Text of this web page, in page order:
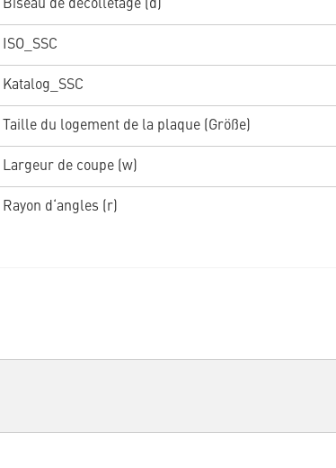
Biseau de décolletage (α)
ISO_SSC
Katalog_SSC
Taille du logement de la plaque (Größe)
Largeur de coupe (w)
Rayon d‘angles (r)